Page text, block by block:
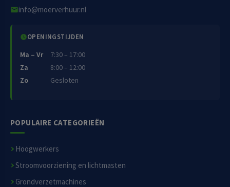
info@moerverhuur.nl
OPENINGSTIJDEN
Ma – Vr
7:30 – 17:00
Za
8:00 – 12:00
Zo
Gesloten
POPULAIRE CATEGORIEËN
Hoogwerkers
Stroomvoorziening en lichtmasten
Grondverzetmachines